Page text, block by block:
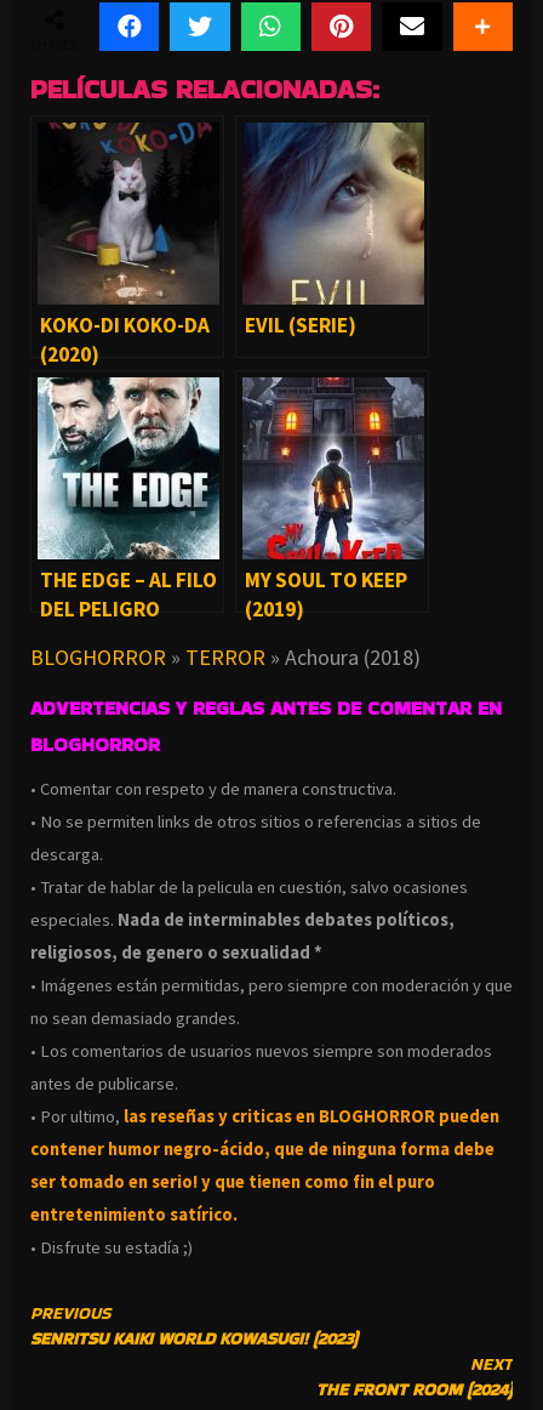
PELÍCULAS RELACIONADAS:
KOKO-DI KOKO-DA
(2020)
EVIL (SERIE)
THE EDGE – AL FILO
DEL PELIGRO
MY SOUL TO KEEP
(2019)
BLOGHORROR » TERROR » Achoura (2018)
ADVERTENCIAS Y REGLAS ANTES DE COMENTAR EN
BLOGHORROR
• Comentar con respeto y de manera constructiva.
• No se permiten links de otros sitios o referencias a sitios de
descarga.
• Tratar de hablar de la pelicula en cuestión, salvo ocasiones
especiales. Nada de interminables debates políticos,
religiosos, de genero o sexualidad *
• Imágenes están permitidas, pero siempre con moderación y que
no sean demasiado grandes.
• Los comentarios de usuarios nuevos siempre son moderados
antes de publicarse.
• Por ultimo, las reseñas y criticas en BLOGHORROR pueden
contener humor negro-ácido, que de ninguna forma debe
ser tomado en serio! y que tienen como fin el puro
entretenimiento satírico.
• Disfrute su estadía ;)
CONTINUE
READING
PREVIOUS
SENRITSU KAIKI WORLD KOWASUGI! (2023)
NEXT
THE FRONT ROOM (2024)